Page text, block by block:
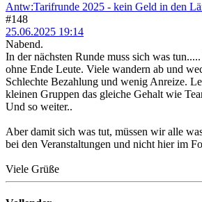
Antw:Tarifrunde 2025 - kein Geld in den
#148
25.06.2025 19:14
Nabend.
In der nächsten Runde muss sich was
ohne Ende Leute. Viele wandern ab und
Schlechte Bezahlung und wenig Anreize.
kleinen Gruppen das gleiche Gehalt wie
Und so weiter..
Aber damit sich was tut, müssen wir alle
bei den Veranstaltungen und nicht hier im
Viele Grüße